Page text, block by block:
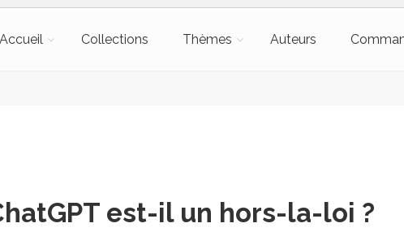
Accueil Collections Thèmes Auteurs
est-il un hors-la-loi ?